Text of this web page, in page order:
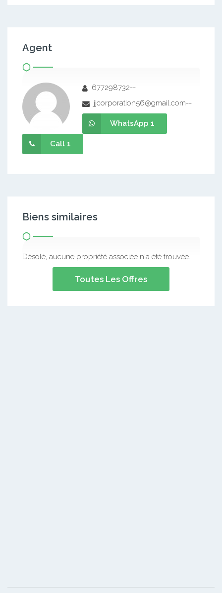
Agent
677298732--
jjcorporation56@gmail.com--
WhatsApp 1
Call 1
Biens similaires
Désolé, aucune propriété associée n'a été trouvée.
Toutes Les Offres